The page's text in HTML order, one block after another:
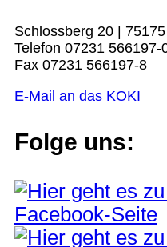
Schlossberg 20 |
Telefon 07231 566197-
Fax 07231 566197-8
E-Mail an das KOKI
Folge uns: